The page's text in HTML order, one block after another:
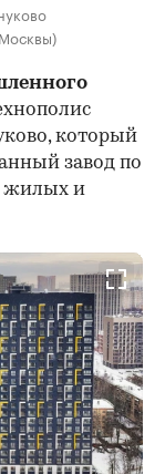
который
завод по
жилых и